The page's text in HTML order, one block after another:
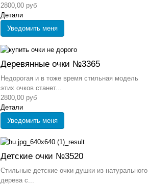
2800,00 руб
Детали
Уведомить меня
Деревянные очки №3365
Недорогая и в тоже время стильная модель
этих очков станет...
2800,00 руб
Детали
Уведомить меня
Детские очки №3520
Стильные детские очки душки из натурального
дерева с...